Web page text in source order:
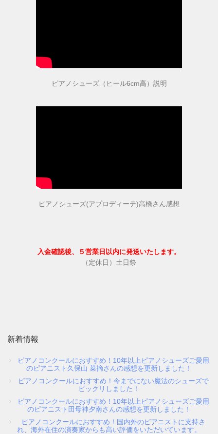
ピアノ教室紹介
個人情報保護法方針
会社概要
ピアノシューズ（ヒール6cm高）説明
ピアノシューズ(アプロディーテ)高橋さん感想
入金確認後、５営業日以内に発送いたします。
（定休日）土日祭
新着情報
ピアノコンクールにおすすめ！10年以上ピアノシューズご愛用
のピアニスト久保山 菜摘さんの感想を更新しました！
ピアノコンクールにおすすめ！今までにない魔法のシューズで
ビックリしました！
ピアノコンクールにおすすめ！10年以上ピアノシューズご愛用
のピアニスト田母神夕南さんの感想を更新しました！
ピアノコンクールにおすすめ！国内外のピアニストに支持さ
れ、海外在住の演奏家からも高い評価をいただいています。